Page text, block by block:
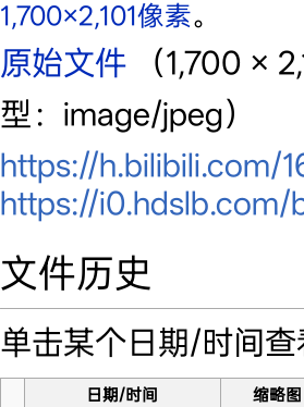
1,700×2,101像素。
原始文件‎
（1,700 ×
型：image/jpeg）
https://h.bilibili.com/
https://
文件历史
单击某个日期/时间
日期/时间
缩略图